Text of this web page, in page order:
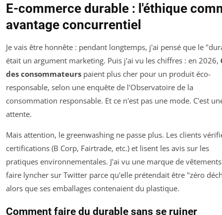
E-commerce durable : l'éthique
avantage concurrentiel
Je vais être honnête : pendant longtemps, j'ai pensé que le
était un argument marketing. Puis j'ai vu les chiffres : en 2026,
des consommateurs paient plus cher pour un produit éco-
responsable, selon une enquête de l'Observatoire de la
consommation responsable. Et ce n'est pas une mode. C'est
attente.
Mais attention, le greenwashing ne passe plus. Les clients
certifications (B Corp, Fairtrade, etc.) et lisent les avis sur les
pratiques environnementales. J'ai vu une marque de
faire lyncher sur Twitter parce qu'elle prétendait être "zéro
alors que ses emballages contenaient du plastique.
Comment faire du durable sans se ruiner